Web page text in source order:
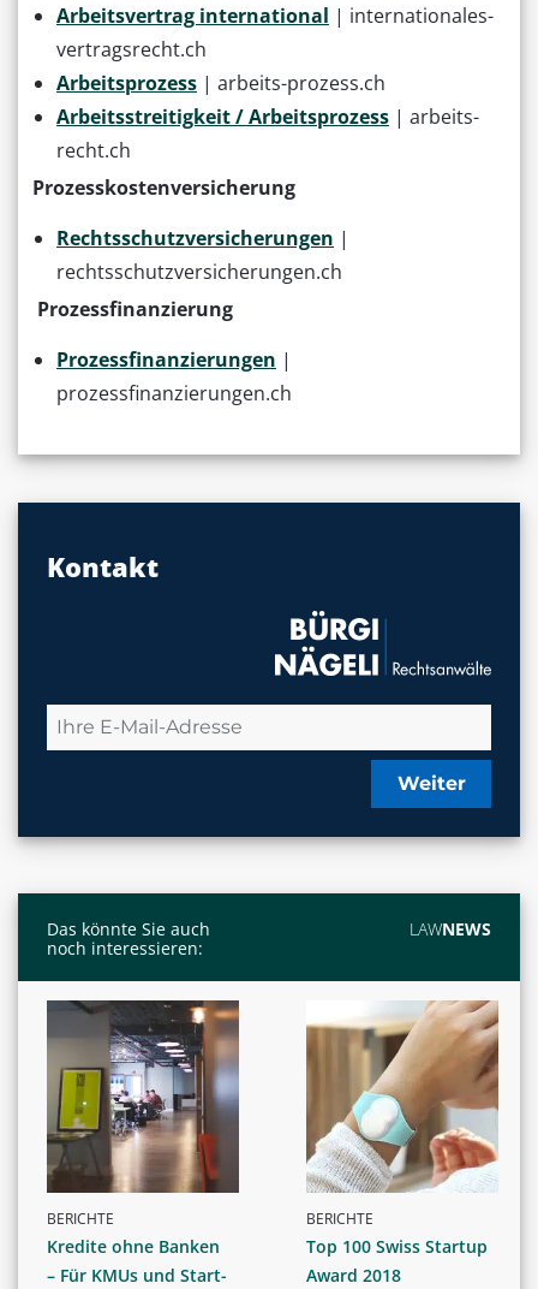
Arbeitsvertrag international | internationales-
vertragsrecht.ch
Arbeitsprozess | arbeits-prozess.ch
Arbeitsstreitigkeit / Arbeitsprozess | arbeits-
recht.ch
Prozesskostenversicherung
Rechtsschutzversicherungen |
rechtsschutzversicherungen.ch
Prozessfinanzierung
Prozessfinanzierungen |
prozessfinanzierungen.ch
Kontakt
Weiter
Das könnte Sie auch
noch interessieren:
LAWNEWS
BERICHTE
Kredite ohne Banken
– Für KMUs und Start-
BERICHTE
Top 100 Swiss Startup
Award 2018